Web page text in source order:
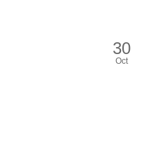
30
Oct